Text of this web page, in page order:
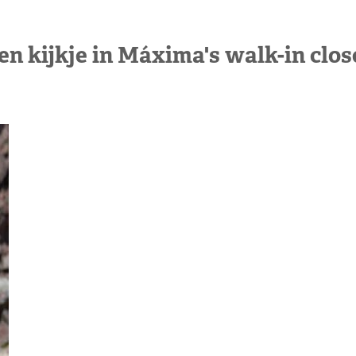
kijkje in Máxima's walk-in